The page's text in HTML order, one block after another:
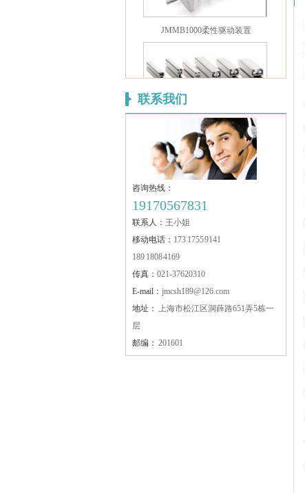
SLMHB系列普通水平弯头
JMFA-LJT80护栏连接件
联系我们
咨询热线：
19170567831
联系人： 王小姐
移动电话： 173 1755 9141
189 1808 4169
传真： 021-37620310
E-mail： jmcsh189@126.com
地址： 上海市松江区洞薛路651弄5栋一
层
邮编： 201601